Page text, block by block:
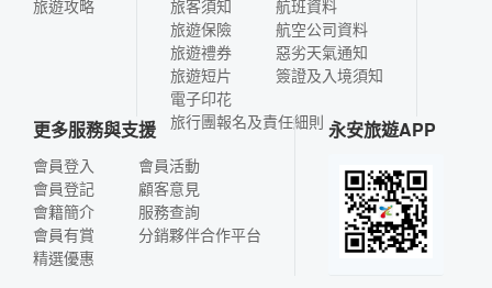
旅遊攻略
旅客須知
旅遊保險
旅遊禮券
旅遊短片
電子印花
航班資料
航空公司資料
惡劣天氣通知
簽證及入境須知
旅行團報名及責任細則
更多服務與支援
會員登入
會員登記
會籍簡介
會員有賞
精選優惠
會員活動
顧客意見
服務查詢
分銷夥伴合作平台
永安旅遊APP